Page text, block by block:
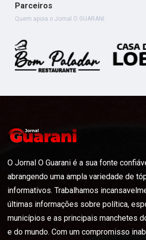
Parceiros
Quem apoia o Jornal O GUARANI
O Jornal O Guarani é a sua fonte
abrangendo uma ampla variedade de
informativos. Trabalhamos
últimas informações sobre política,
municípios e as principais manchetes
e do mundo. Com um compromisso